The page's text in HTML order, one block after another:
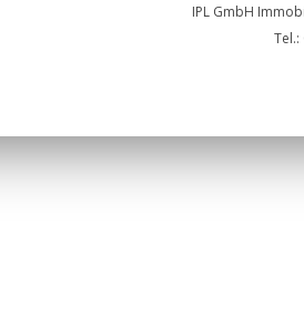
IPL GmbH